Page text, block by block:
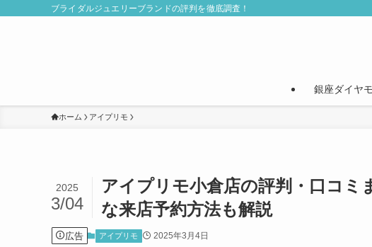
ブライダルジュエリーブランドの評判を徹底調査！
銀座ダイヤ
ホーム アイプリモ
アイプリモ小倉店の評判・口コミ
な来店予約方法も解説
2025
3/04
広告 アイプリモ 2025年3月4日